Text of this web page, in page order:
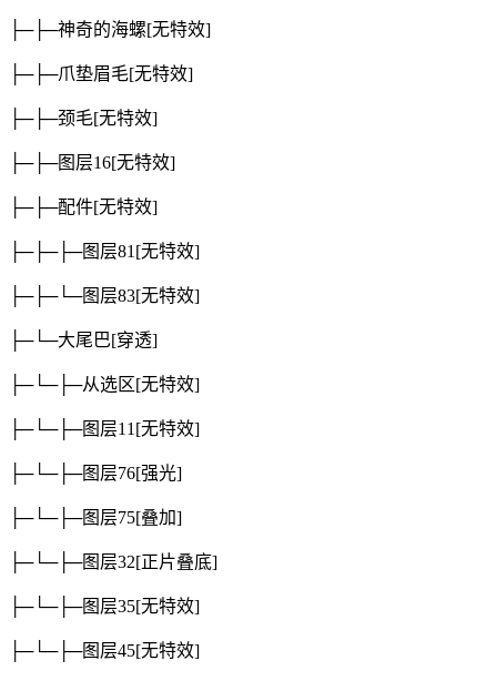
├─├─神奇的海螺[无特效]
├─├─爪垫眉毛[无特效]
├─├─颈毛[无特效]
├─├─图层16[无特效]
├─├─配件[无特效]
├─├─├─图层81 [无特效]
├─├─└─图层83[无特效]
├─└─大尾巴[穿透]
├─└─├─从选区[无特效]
├─└─├─图层11 [无特效]
├─└─├─图层76[强光]
├─└─├─图层75[叠加]
├─└─├─图层32[正片叠底]
├─└─├─图层35[无特效]
├─└─├─图层45[无特效]